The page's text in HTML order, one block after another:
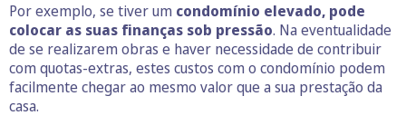
Por exemplo, se tiver um condomínio elevado, pode
colocar as suas finanças sob pressão. Na eventualidade
de se realizarem obras e haver necessidade de contribuir
com quotas-extras, estes custos com o condomínio podem
facilmente chegar ao mesmo valor que a sua prestação da
casa.